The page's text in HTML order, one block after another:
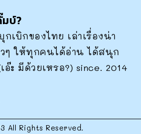
บ์?
กเบิกของไทย เล่าเรื่องน่า
ๆ ให้ทุกคนได้อ่าน ได้สนุก
อ๊ะ มีด้วยเหรอ?) since. 2014
All Rights Reserved.